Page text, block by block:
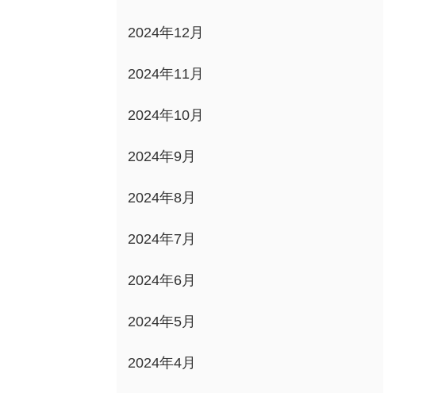
2024年12月
2024年11月
2024年10月
2024年9月
2024年8月
2024年7月
2024年6月
2024年5月
2024年4月